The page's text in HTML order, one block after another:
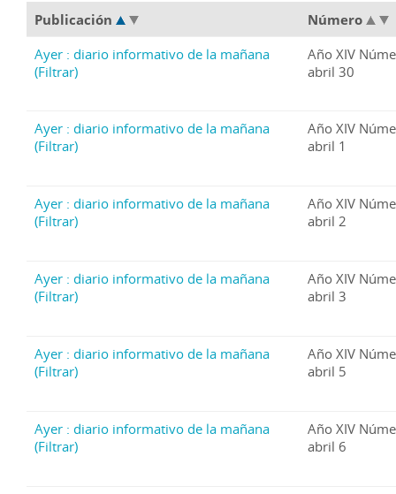
Publicación
Número
Ayer : diario informativo de la mañana
(Filtrar)
Año XIV
abril 30
Ayer : diario informativo de la mañana
(Filtrar)
Año XIV
abril 1
Ayer : diario informativo de la mañana
(Filtrar)
Año XIV
abril 2
Ayer : diario informativo de la mañana
(Filtrar)
Año XIV
abril 3
Ayer : diario informativo de la mañana
(Filtrar)
Año XIV
abril 5
Ayer : diario informativo de la mañana
(Filtrar)
Año XIV
abril 6